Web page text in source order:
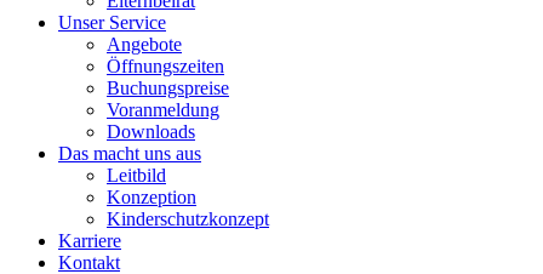
Unser Service
Angebote
Öffnungszeiten
Buchungspreise
Voranmeldung
Downloads
Das macht uns aus
Leitbild
Konzeption
Kinderschutzkonzept
Karriere
Kontakt